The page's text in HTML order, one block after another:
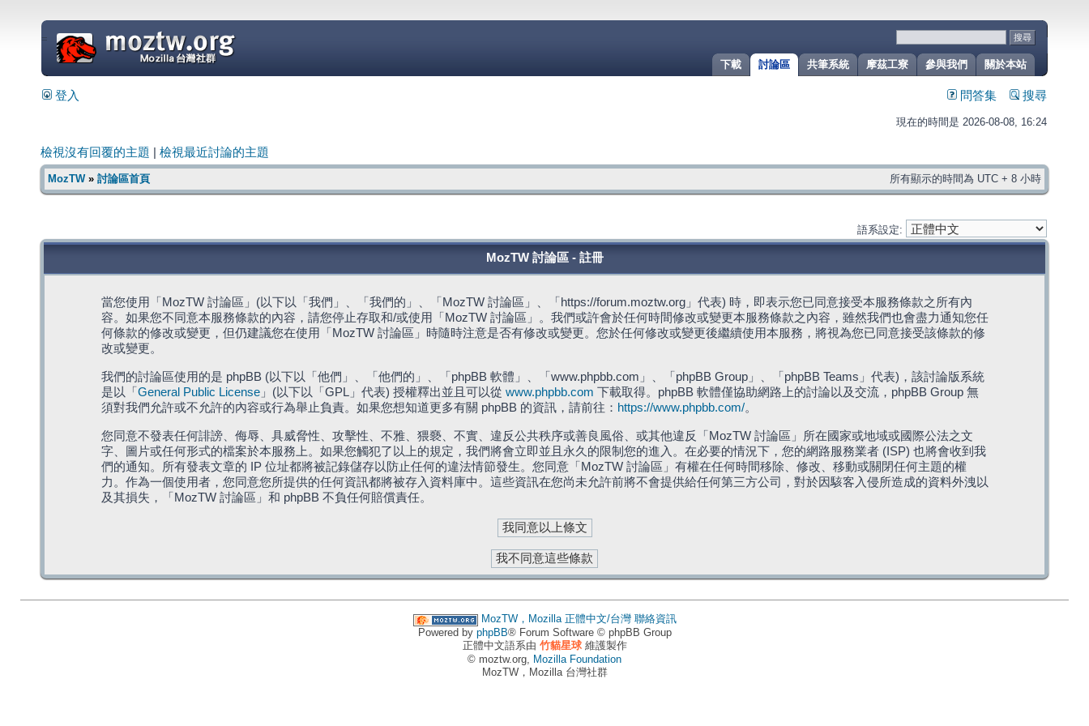
關於本站
參與我們
摩茲工寮
共筆系統
討論區
下載
=
登入 問答集 搜尋
現在的時間是 2026-08-08, 16:24
檢視沒有回覆的主題 檢視最近討論的主題
MozTW» 討論區首頁 所有顯示的時間為 UTC + 8 小時
語系設定:
MozTW 討論區 - 註冊
當您使用「MozTW 討論區」(以下以「我們」、「我們的」、「MozTW 討論區」、「https://forum.moztw.org」代表) 時，即表示您已同意接受本服務條款之所有內
容。如果您不同意本服務條款的內容，請您停止存取和/或使用「MozTW 討論區」。我們或許會於任何時間修改或變更本服務條款之內容，雖然我們也會盡力通知您任
何條款的修改或變更，但仍建議您在使用「MozTW 討論區」時隨時注意是否有修改或變更。您於任何修改或變更後繼續使用本服務，將視為您已同意接受該條款的修
改或變更。
我們的討論區使用的是 phpBB (以下以「他們」、「他們的」、「phpBB 軟體」、「www.phpbb.com」、「phpBB Group」、「phpBB Teams」代表)，該討論版系統
是以「 General Public License」(以下以「GPL」代表) 授權釋出並且可以從 www.phpbb.com 下載取得。phpBB 軟體僅協助網路上的討論以及交流，phpBB Group 無
須對我們允許或不允許的內容或行為舉止負責。如果您想知道更多有關 phpBB 的資訊，請前往： https://www.phpbb.com/。
您同意不發表任何誹謗、侮辱、具威脅性、攻擊性、不雅、猥褻、不實、違反公共秩序或善良風俗、或其他違反「MozTW 討論區」所在國家或地域或國際公法之文
字、圖片或任何形式的檔案於本服務上。如果您觸犯了以上的規定，我們將會立即並且永久的限制您的進入。在必要的情況下，您的網路服務業者 (ISP) 也將會收到我
們的通知。所有發表文章的 IP 位址都將被記錄儲存以防止任何的違法情節發生。您同意「MozTW 討論區」有權在任何時間移除、修改、移動或關閉任何主題的權
力。作為一個使用者，您同意您所提供的任何資訊都將被存入資料庫中。這些資訊在您尚未允許前將不會提供給任何第三方公司，對於因駭客入侵所造成的資料外洩以
及其損失，「MozTW 討論區」和 phpBB 不負任何賠償責任。
MozTW，Mozilla 正體中文/台灣 聯絡資訊
Powered by phpBB® Forum Software © phpBB Group
正體中文語系由 竹貓星球維護製作
© moztw.org, Mozilla Foundation
MozTW，Mozilla 台灣社群